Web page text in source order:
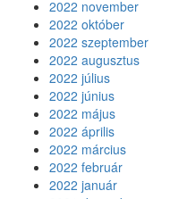
2022 november
2022 október
2022 szeptember
2022 augusztus
2022 július
2022 június
2022 május
2022 április
2022 március
2022 február
2022 január